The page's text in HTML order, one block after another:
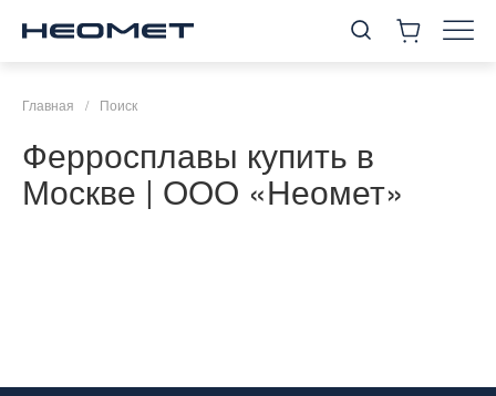
Главная / Поиск
Ферросплавы купить в
Москве | ООО «Неомет»